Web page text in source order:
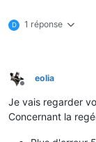
D 1 réponse
Hors-ligne
eolia
Je vais regarder
Concernant la